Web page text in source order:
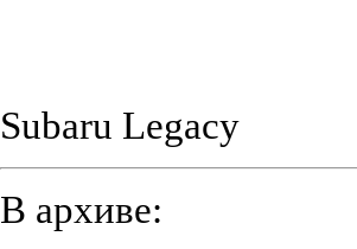
Subaru Legacy
В архиве: